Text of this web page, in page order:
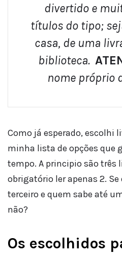
divertido e
títulos do tipo;
casa, de uma
biblioteca.
nome próprio
Como já esperado, escolhi
minha lista de opções que
tempo. A principio são três
obrigatório ler apenas 2.
terceiro e quem sabe até
não?
Os escolhidos